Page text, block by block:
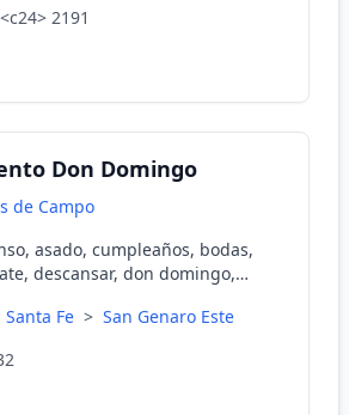
2191
Don Domingo
de Campo
asado, cumpleaños, bodas,
descansar, don domingo,
rural, country, gay,
Santa Fe > San Genaro Este